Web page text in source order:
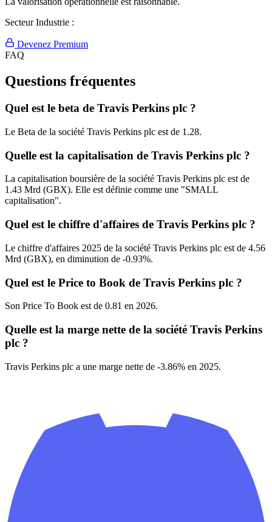
Secteur Industrie :
Devenez Premium
FAQ
Questions fréquentes
Quel est le beta de Travis Perkins plc ?
Le Beta de la société Travis Perkins plc est de 1.28.
Quelle est la capitalisation de Travis Perkins plc ?
La capitalisation boursière de la société Travis Perkins plc est de
1.43 Mrd (GBX). Elle est définie comme une "SMALL
capitalisation".
Quel est le chiffre d'affaires de Travis Perkins plc ?
Le chiffre d'affaires 2025 de la société Travis Perkins plc est de 4.56
Mrd (GBX), en diminution de -0.93%.
Quel est le Price to Book de Travis Perkins plc ?
Son Price To Book est de 0.81 en 2026.
Quelle est la marge nette de la société Travis Perkins
plc ?
Travis Perkins plc a une marge nette de -3.86% en 2025.